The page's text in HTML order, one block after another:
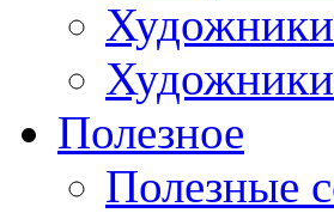
Полезное
Полезные